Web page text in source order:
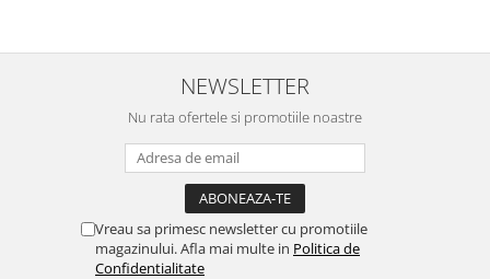
NEWSLETTER
Nu rata ofertele si promotiile noastre
Vreau sa primesc newsletter cu promotiile
magazinului. Afla mai multe in Politica de
Confidentialitate